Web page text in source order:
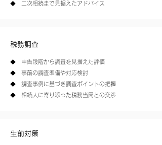
​◆ 二次相続まで見据えたアドバイス
​税務調査
◆ 申告段階から調査を見据えた評価
◆ 事前の調査準備や対応検討
◆ 調査事例に基づき調査ポイントの把握
​◆ 相続人に寄り添った税務当局との交渉
生前対策